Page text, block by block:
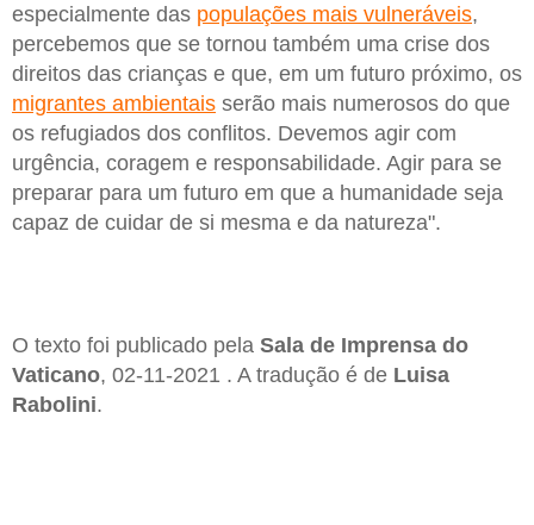
especialmente das populações mais vulneráveis,
percebemos que se tornou também uma crise dos
direitos das crianças e que, em um futuro próximo, os
migrantes ambientais serão mais numerosos do que
os refugiados dos conflitos. Devemos agir com
urgência, coragem e responsabilidade. Agir para se
preparar para um futuro em que a humanidade seja
capaz de cuidar de si mesma e da natureza".
O texto foi publicado pela Sala de Imprensa do
Vaticano, 02-11-2021 . A tradução é de Luisa
Rabolini.